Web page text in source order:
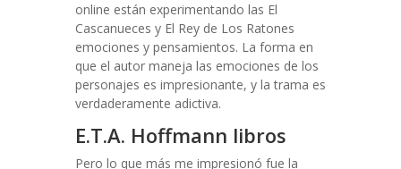
online​ están experimentando las El
Cascanueces y El Rey de Los Ratones
emociones y pensamientos. La forma en
que el autor maneja las emociones de los
personajes es impresionante, y la trama es
verdaderamente adictiva.
E.T.A. Hoffmann libros
Pero lo que más me impresionó fue la